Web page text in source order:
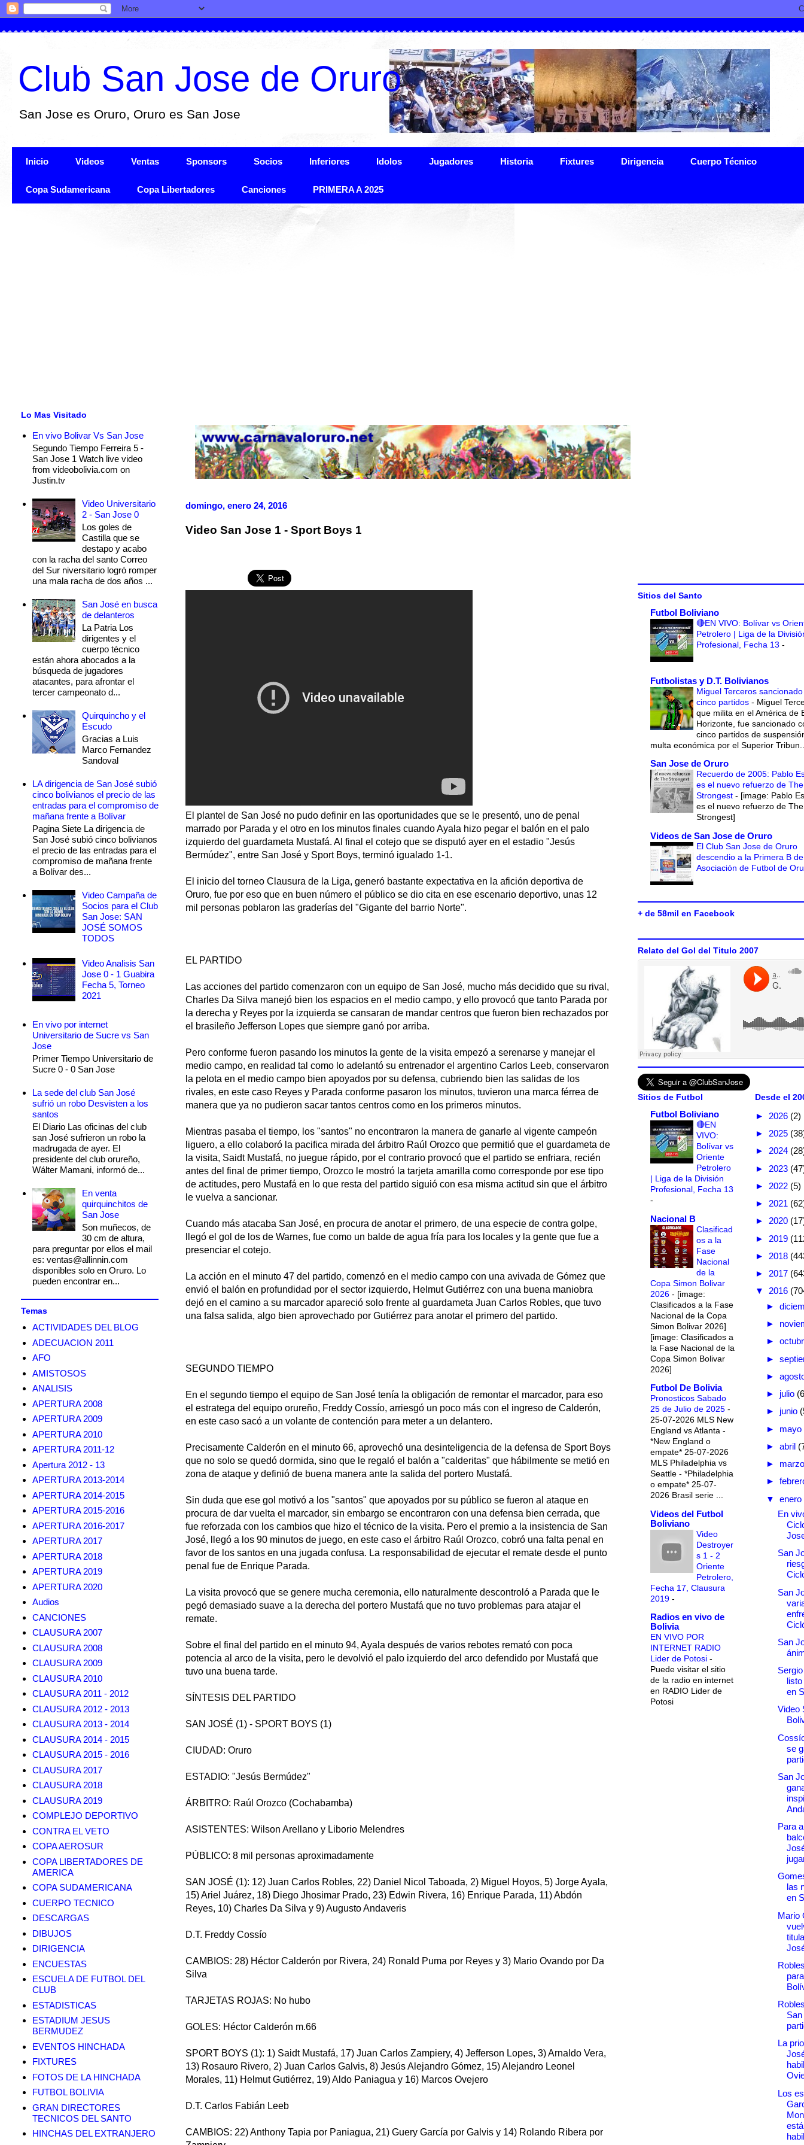
Club San Jose de Oruro
San Jose es Oruro, Oruro es San Jose
Inicio Videos Ventas Sponsors Socios Inferiores Idolos Jugadores Historia Fixtures Dirigencia Cuerpo Técnico
Copa Sudamericana Copa Libertadores Canciones PRIMERA A 2025
domingo, enero 24, 2016
Video San Jose 1 - Sport Boys 1
El plantel de San José no pudo definir en las oportunidades que se le presentó, uno de penal
marrado por Parada y el otro en los minutos finales cuando Ayala hizo pegar el balón en el palo
izquierdo del guardameta Mustafá. Al final el cotejo que se disputó ayer en el estadio "Jesús
Bermúdez", entre San José y Sport Boys, terminó igualado 1-1.
El inicio del torneo Clausura de la Liga, generó bastante expectativa en la afición deportiva de
Oruro, fue por eso que en buen número el público se dio cita en ese escenario deportivo, unas 12
mil personas poblaron las graderías del "Gigante del barrio Norte".
EL PARTIDO
Las acciones del partido comenzaron con un equipo de San José, mucho más decidido que su rival,
Charles Da Silva manejó bien los espacios en el medio campo, y ello provocó que tanto Parada por
la derecha y Reyes por la izquierda se cansaran de mandar centros que fueron bien rechazados por
el brasileño Jefferson Lopes que siempre ganó por arriba.
Pero conforme fueron pasando los minutos la gente de la visita empezó a serenarse y manejar el
medio campo, en realidad tal como lo adelantó su entrenador el argentino Carlos Leeb, conservaron
la pelota en el medio campo bien apoyados por su defensa, cubriendo bien las salidas de los
rivales, en este caso Reyes y Parada conforme pasaron los minutos, tuvieron una marca férrea de
manera que ya no pudieron sacar tantos centros como en los primeros minutos.
Mientras pasaba el tiempo, los "santos" no encontraron la manera de ganarle al vigente campeón
liguero, a ello colaboró la pacifica mirada del árbitro Raúl Orozco que permitió que el guardameta de
la visita, Saidt Mustafá, no juegue rápido, por el contrario provocó que el partido se enfriara, recién
antes del final de primer tiempo, Orozco le mostró la tarjeta amarilla como corresponde por ese tipo
de actitudes, pero Mustafá en lo que resta del partido siguió con esa misma actitud sin que el árbitro
le vuelva a sancionar.
Cuando más atacaba San José, en procura de anotar el primero, de una especie de contra golpe,
llegó el gol de los de Warnes, fue como un balde de agua fría para los locales y la gente que fue a
presenciar el cotejo.
La acción en el minuto 47 del partido, comenzó en el medio campo con una avivada de Gómez que
envió el balón en profundidad por el sector izquierdo, Helmut Gutiérrez con una buena maniobra
dejó en el camino a su marcador apareció solo frente al guardameta Juan Carlos Robles, que tuvo
una falsa salida, algo bien aprovechado por Gutiérrez para anotar el primero del partido.
SEGUNDO TIEMPO
En el segundo tiempo el equipo de San José tenía la obligación de remontar el marcador, para eso
el estratega del equipo orureño, Freddy Cossío, arriesgó un poco más con el ingreso de Calderón,
en este caso sacó a un volante de contención para meter a un delantero.
Precisamente Calderón en el minuto 66, aprovechó una desinteligencia de la defensa de Sport Boys
que no solo se quedó dormida, sino que le regaló el balón a "calderitas" que hábilmente se metió en
zona de ataque y definió de buena manera ante la salida del portero Mustafá.
Sin duda que ese gol motivó a los "santos" que apoyados por su público se fueron al ataque en
procura de dar vuelta el marcador, sin embargo se encontraron con una defensa bien cerrada, que
fue reforzada con los cambios que hizo el técnico de la visita. Pero el premio a la insistencia de San
José, llegó a los 90 minutos de juego, en este caso el árbitro Raúl Orozco, cobró una falta penal en
favor de los santos en una jugada confusa. La responsabilidad de ejecutar el remate desde el punto
penal fue de Enrique Parada.
La visita provocó que se genere mucha ceremonia, ello naturalmente descontroló a Parada que le
pegó demasiado suave a la derecha del portero Mustafá que no tuvo problemas para atajar el
remate.
Sobre el final del partido en el minuto 94, Ayala después de varios rebotes remató con poca
potencia al arco de la visita, pero le devolvió el palo izquierdo del arco defendido por Mustafá que
tuvo una buena tarde.
SÍNTESIS DEL PARTIDO
SAN JOSÉ (1) - SPORT BOYS (1)
CIUDAD: Oruro
ESTADIO: "Jesús Bermúdez"
ÁRBITRO: Raúl Orozco (Cochabamba)
ASISTENTES: Wilson Arellano y Liborio Melendres
PÚBLICO: 8 mil personas aproximadamente
SAN JOSÉ (1): 12) Juan Carlos Robles, 22) Daniel Nicol Taboada, 2) Miguel Hoyos, 5) Jorge Ayala,
15) Ariel Juárez, 18) Diego Jhosimar Prado, 23) Edwin Rivera, 16) Enrique Parada, 11) Abdón
Reyes, 10) Charles Da Silva y 9) Augusto Andaveris
D.T. Freddy Cossío
CAMBIOS: 28) Héctor Calderón por Rivera, 24) Ronald Puma por Reyes y 3) Mario Ovando por Da
Silva
TARJETAS ROJAS: No hubo
GOLES: Héctor Calderón m.66
SPORT BOYS (1): 1) Saidt Mustafá, 17) Juan Carlos Zampiery, 4) Jefferson Lopes, 3) Arnaldo Vera,
13) Rosauro Rivero, 2) Juan Carlos Galvis, 8) Jesús Alejandro Gómez, 15) Alejandro Leonel
Morales, 11) Helmut Gutiérrez, 19) Aldo Paniagua y 16) Marcos Ovejero
D.T. Carlos Fabián Leeb
CAMBIOS: 22) Anthony Tapia por Paniagua, 21) Guery García por Galvis y 14) Rolando Ribera por
Lo Mas Visitado
En vivo Bolivar Vs San Jose
Segundo Tiempo Ferreira 5 -
San Jose 1 Watch live video
from videobolivia.com on
Justin.tv
Video Universitario
2 - San Jose 0
Los goles de
Castilla que se
destapo y acabo
con la racha del santo Correo
del Sur niversitario logró romper
una mala racha de dos años ...
San José en busca
de delanteros
La Patria Los
dirigentes y el
cuerpo técnico
están ahora abocados a la
búsqueda de jugadores
atacantes, para afrontar el
tercer campeonato d...
Quirquincho y el
Escudo
Gracias a Luis
Marco Fernandez
Sandoval
LA dirigencia de San José subió
cinco bolivianos el precio de las
entradas para el compromiso de
mañana frente a Bolívar
Pagina Siete La dirigencia de
San José subió cinco bolivianos
el precio de las entradas para el
compromiso de mañana frente
a Bolívar des...
Video Campaña de
Socios para el Club
San Jose: SAN
JOSÉ SOMOS
TODOS
Video Analisis San
Jose 0 - 1 Guabira
Fecha 5, Torneo
2021
En vivo por internet
Universitario de Sucre vs San
Jose
Primer Tiempo Universitario de
Sucre 0 - 0 San Jose
La sede del club San José
sufrió un robo Desvisten a los
santos
El Diario Las oficinas del club
san José sufrieron un robo la
madrugada de ayer. El
presidente del club orureño,
Wálter Mamani, informó de...
En venta
quirquinchitos de
San Jose
Son muñecos, de
30 cm de altura,
para preguntar por ellos el mail
es: ventas@allinnin.com
disponibles solo en Oruro. Lo
pueden encontrar en...
Temas
ACTIVIDADES DEL BLOG
ADECUACION 2011
AFO
AMISTOSOS
ANALISIS
APERTURA 2008
APERTURA 2009
APERTURA 2010
APERTURA 2011-12
Apertura 2012 - 13
APERTURA 2013-2014
APERTURA 2014-2015
APERTURA 2015-2016
APERTURA 2016-2017
APERTURA 2017
APERTURA 2018
APERTURA 2019
APERTURA 2020
Audios
CANCIONES
CLAUSURA 2007
CLAUSURA 2008
CLAUSURA 2009
CLAUSURA 2010
CLAUSURA 2011 - 2012
CLAUSURA 2012 - 2013
CLAUSURA 2013 - 2014
CLAUSURA 2014 - 2015
CLAUSURA 2015 - 2016
CLAUSURA 2017
CLAUSURA 2018
CLAUSURA 2019
COMPLEJO DEPORTIVO
CONTRA EL VETO
COPA AEROSUR
COPA LIBERTADORES DE
AMERICA
COPA SUDAMERICANA
CUERPO TECNICO
DESCARGAS
DIBUJOS
DIRIGENCIA
ENCUESTAS
ESCUELA DE FUTBOL DEL
CLUB
ESTADISTICAS
ESTADIUM JESUS
BERMUDEZ
EVENTOS HINCHADA
FIXTURES
FOTOS DE LA HINCHADA
FUTBOL BOLIVIA
GRAN DIRECTORES
TECNICOS DEL SANTO
HINCHAS DEL EXTRANJERO
Sitios del Santo
Futbol Boliviano
🔴EN VIVO: Bolívar vs
Petrolero | Liga de la
Profesional, Fecha 13 -
Futbolistas y D.T. Bolivianos
Miguel Terceros
cinco partidos - Miguel
que milita en el América de
Horizonte, fue sancionado
cinco partidos de
multa económica por el Superior
San Jose de Oruro
Recuerdo de 2005: Pablo
es el nuevo refuerzo de The
Strongest - [image: Pablo
es el nuevo refuerzo de The
Strongest]
Videos de San Jose de Oruro
El Club San Jose de Oruro
descendio a la Primera B
Asociación de Futbol de
+ de 58mil en Facebook
Relato del Gol del Titulo 2007
Sitios de Futbol
Futbol Boliviano
🔴EN
VIVO:
Bolívar vs
Oriente
Petrolero
| Liga de la División
Profesional, Fecha 13
-
Nacional B
Clasificad
os a la
Fase
Nacional
de la
Copa Simon Bolivar
2026 - [image:
Clasificados a la Fase
Nacional de la Copa
Simon Bolivar 2026]
[image: Clasificados a
la Fase Nacional de la
Copa Simon Bolivar
2026]
Futbol De Bolivia
Pronosticos Sabado
25 de Julio de 2025 -
25-07-2026 MLS New
England vs Atlanta -
*New England o
empate* 25-07-2026
MLS Philadelphia vs
Seattle - *Philadelphia
o empate* 25-07-
2026 Brasil serie ...
Videos del Futbol
Boliviano
Video
Destroyer
s 1 - 2
Oriente
Petrolero,
Fecha 17, Clausura
2019 -
Radios en vivo de
Bolivia
EN VIVO POR
INTERNET RADIO
Lider de Potosi -
Puede visitar el sitio
de la radio en internet
en RADIO Lider de
Potosi
Desde el
► 2026 (2)
► 2025
► 2024
► 2023
► 2022 (5)
► 2021
► 2020
► 2019
► 2018
► 2017
▼ 2016
►
►
►
►
►
► julio
► junio
► mayo
► abril
►
►
▼ enero
En
San
San
San
en
Video
se
San
Para
las
en
Mario
La
Los